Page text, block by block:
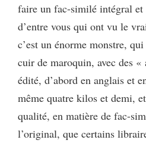
faire un fac-similé intégral
d’entre vous qui ont vu le
c’est un énorme monstre,
cuir de maroquin, avec des
édité, d’abord en anglais et
même quatre kilos et demi,
qualité, en matière de fac-
l’original, que certains